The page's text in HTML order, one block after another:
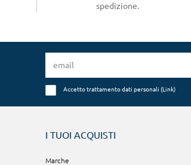
spedizione.
Accetto trattamento dati personali (Link)
I TUOI ACQUISTI
Marche